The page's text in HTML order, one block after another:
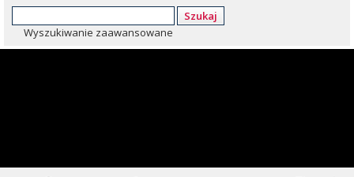
Szukaj
Wyszukiwanie zaawansowane